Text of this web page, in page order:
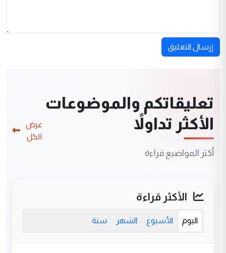
إرسال التعليق
تعليقاتكم والموضوعات
الأكثر تداولاً
أكثر المواضيع قراءة
عرض
الكل
الأكثر قراءة
اليوم الأسبوع الشهر سنة